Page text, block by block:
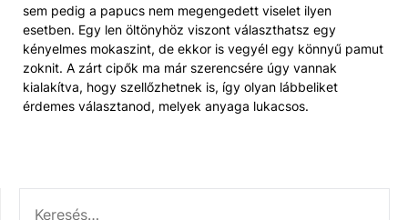
sem pedig a papucs nem megengedett viselet ilyen
esetben. Egy len öltönyhöz viszont választhatsz egy
kényelmes mokaszint, de ekkor is vegyél egy könnyű pamut
zoknit. A zárt cipők ma már szerencsére úgy vannak
kialakítva, hogy szellőzhetnek is, így olyan lábbeliket
érdemes választanod, melyek anyaga lukacsos.